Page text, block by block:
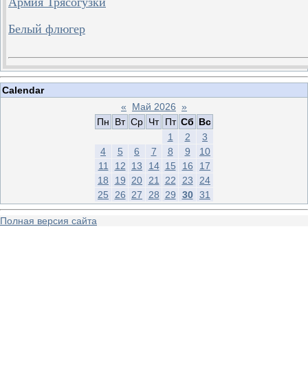
Белый флюгер
Calendar
«
Май 2026 »
Пн
Вт Ср Чт Пт Сб Вс
1
2
3
4
5 6 7 8 9
10
11
12 13 14 15 16
17
18
19 20 21 22 23
24
25
26 27 28 29 30 31
Полная версия сайта